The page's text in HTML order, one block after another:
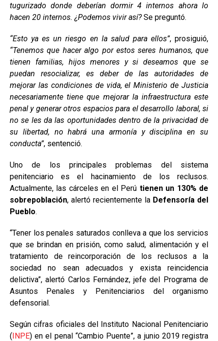
tugurizado donde deberían dormir 4 internos ahora lo
hacen 20 internos. ¿Podemos vivir así?Se preguntó.
“Esto ya es un riesgo en la salud para ellos”, prosiguió,
“Tenemos que hacer algo por estos seres humanos, que
tienen familias, hijos menores y si deseamos que se
puedan resocializar, es deber de las autoridades de
mejorar las condiciones de vida, el Ministerio de Justicia
necesariamente tiene que mejorar la infraestructura este
penal y generar otros espacios para el desarrollo laboral, si
no se les da las oportunidades dentro de la privacidad de
su libertad, no habrá una armonía y disciplina en su
conducta”, sentenció.
Uno de los principales problemas del sistema
penitenciario es el hacinamiento de los reclusos.
Actualmente, las cárceles en el Perú tienen un 130% de
sobrepoblación, alertó recientemente la Defensoría del
Pueblo.
“Tener los penales saturados conlleva a que los servicios
que se brindan en prisión, como salud, alimentación y el
tratamiento de reincorporación de los reclusos a la
sociedad no sean adecuados y exista reincidencia
delictiva”, alertó Carlos Fernández, jefe del Programa de
Asuntos Penales y Penitenciarios del organismo
defensorial.
Según cifras oficiales del Instituto Nacional Penitenciario
(INPE) en el penal “Cambio Puente”, a junio 2019 registra